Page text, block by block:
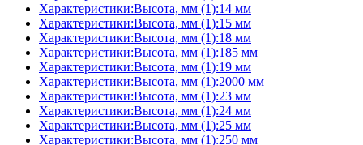
Характеристики:Высота, мм (1):14 мм
Характеристики:Высота, мм (1):15 мм
Характеристики:Высота, мм (1):18 мм
Характеристики:Высота, мм (1):185 мм
Характеристики:Высота, мм (1):19 мм
Характеристики:Высота, мм (1):2000 мм
Характеристики:Высота, мм (1):23 мм
Характеристики:Высота, мм (1):24 мм
Характеристики:Высота, мм (1):25 мм
Характеристики:Высота, мм (1):250 мм